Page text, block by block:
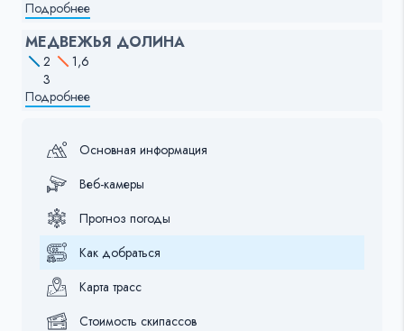
Подробнее
МЕДВЕЖЬЯ ДОЛИНА
2
1,6
3
Подробнее
Основная информация
Веб-камеры
Прогноз погоды
Как добраться
Карта трасс
Стоимость скипассов